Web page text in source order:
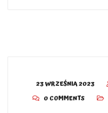
23 WRZEŚNIA 2023
0 COMMENTS